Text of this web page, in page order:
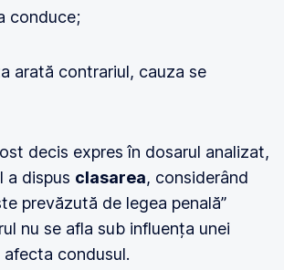
conduce;
arată contrariul, cauza se
decis expres în dosarul analizat,
a dispus clasarea, considerând
prevăzută de legea penală”
nu se afla sub influența unei
condusul.